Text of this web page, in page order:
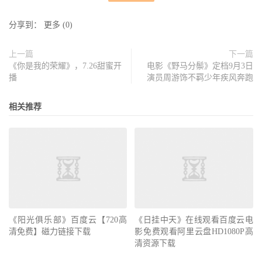
分享到： 更多 (0)
上一篇
《你是我的荣耀》，7.26甜蜜开
播
下一篇
电影《野马分鬃》定档9月3日
演员周游饰不羁少年疾风奔跑
相关推荐
《阳光俱乐部》百度云【720高
清免费】磁力链接下载
《日挂中天》在线观看百度云电
影免费观看阿里云盘HD1080P高
清资源下载